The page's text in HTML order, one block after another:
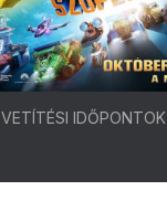
VETÍTÉSI IDŐPONTOK